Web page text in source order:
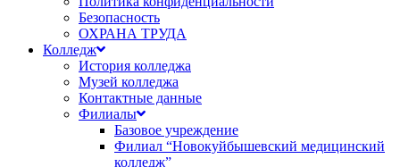
Безопасность
ОХРАНА ТРУДА
Колледж
История колледжа
Музей колледжа
Контактные данные
Филиалы
Базовое учреждение
Филиал “Новокуйбышевский медицинский
колледж”